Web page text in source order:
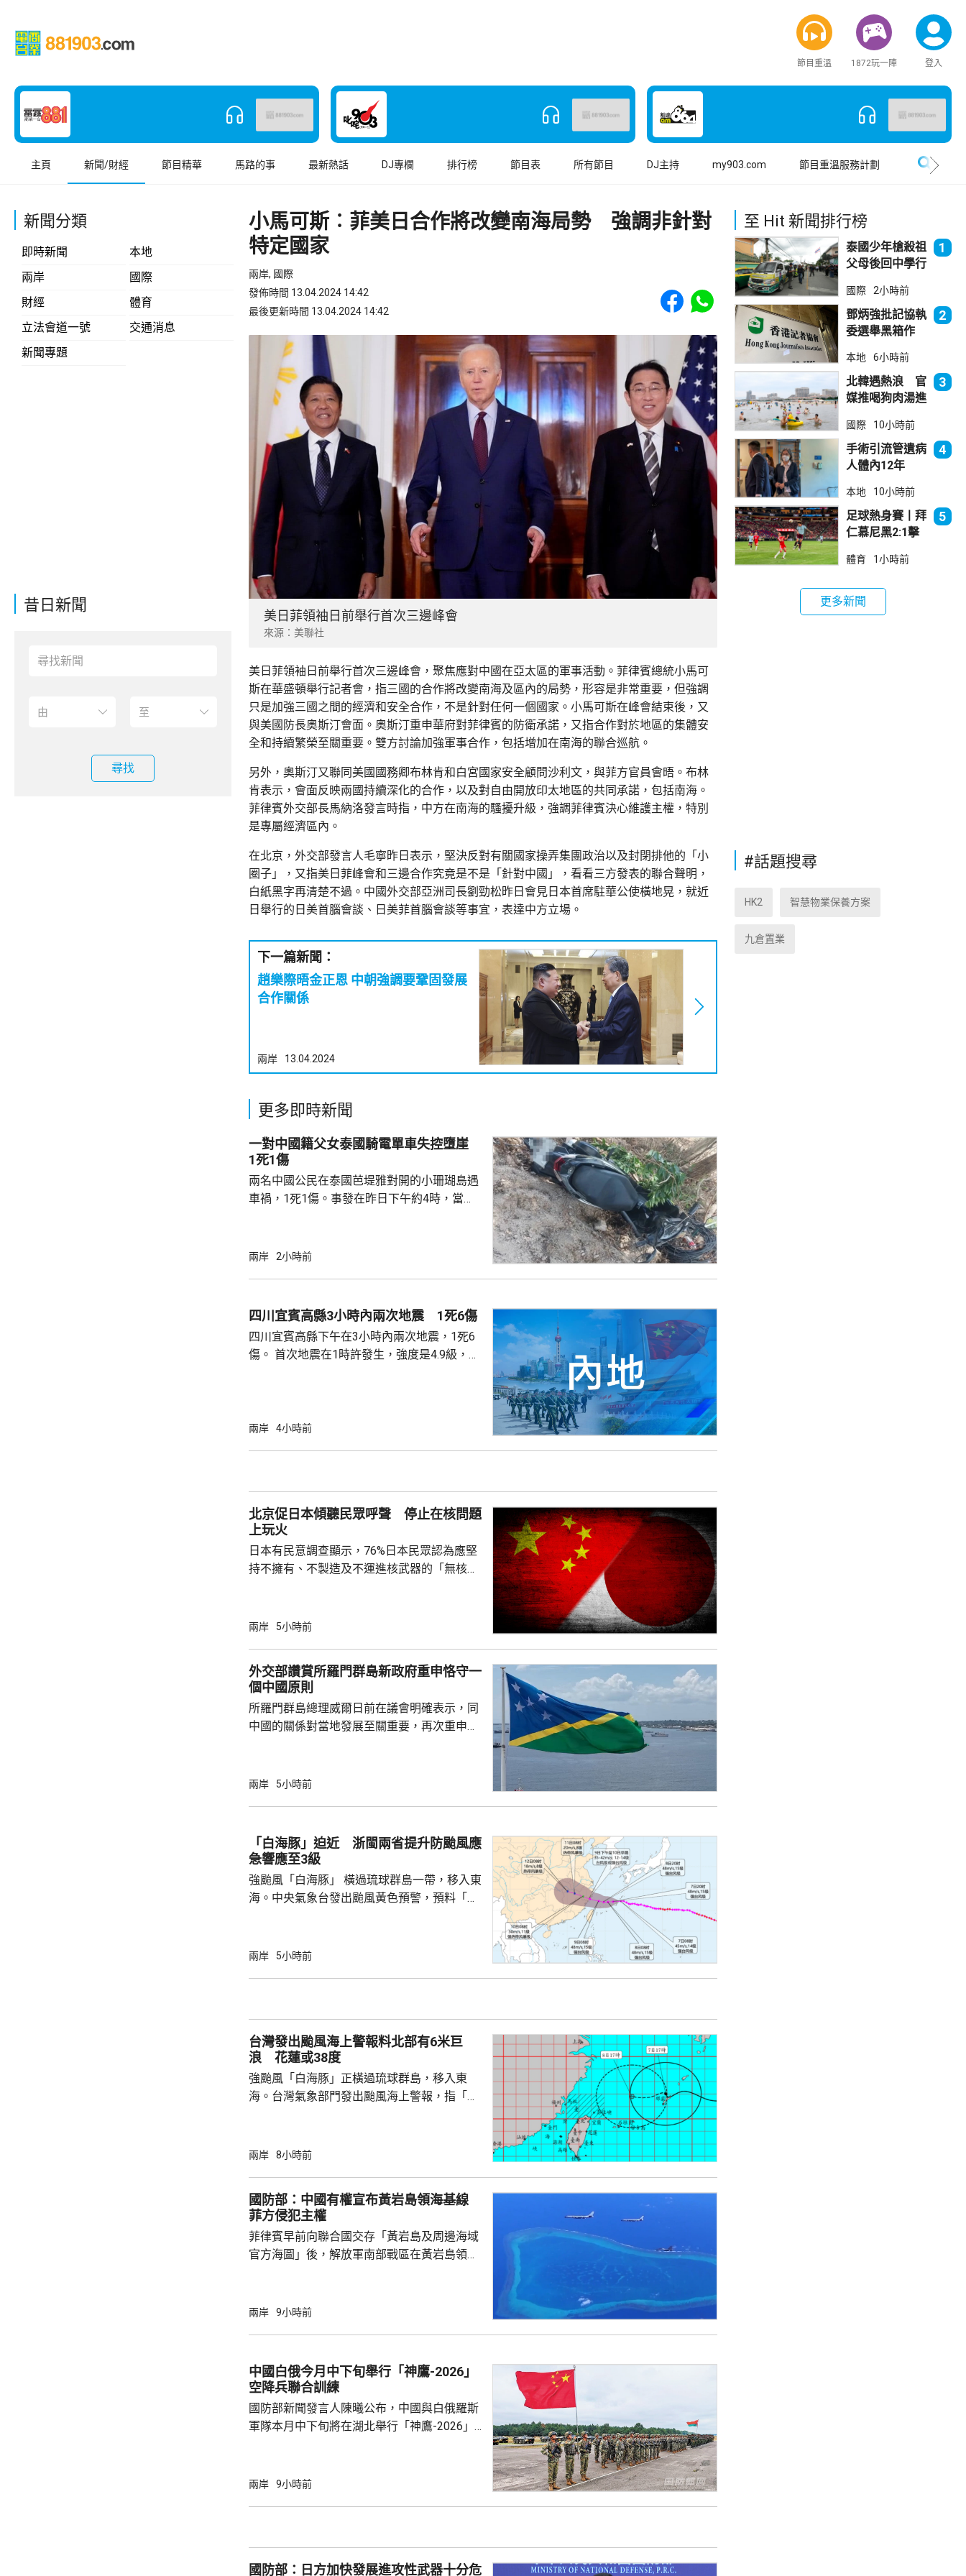
節目重溫 1872玩一陣 登入
主頁 新聞/財經 節目精華 馬路的事 最新熱話 DJ專欄 排行榜 節目表 所有節目 DJ主持 my903.com 節目重溫服務計劃
新聞分類
即時新聞
本地
兩岸
國際
財經
體育
立法會道一號
交通消息
新聞專題
昔日新聞
尋找
小馬可斯︰菲美日合作將改變南海局勢 強調非針對
特定國家
兩岸, 國際
發佈時間 13.04.2024 14:42
最後更新時間 13.04.2024 14:42
Share to Facebook
Share to WhatsApp
美日菲領袖日前舉行首次三邊峰會
來源：美聯社
美日菲領袖日前舉行首次三邊峰會，聚焦應對中國在亞太區的軍事活動。菲律賓總統小馬可
斯在華盛頓舉行記者會，指三國的合作將改變南海及區內的局勢，形容是非常重要，但強調
只是加強三國之間的經濟和安全合作，不是針對任何一個國家。小馬可斯在峰會結束後，又
與美國防長奧斯汀會面。奧斯汀重申華府對菲律賓的防衛承諾，又指合作對於地區的集體安
全和持續繁榮至關重要。雙方討論加強軍事合作，包括增加在南海的聯合巡航。
另外，奧斯汀又聯同美國國務卿布林肯和白宮國家安全顧問沙利文，與菲方官員會晤。布林
肯表示，會面反映兩國持續深化的合作，以及對自由開放印太地區的共同承諾，包括南海。
菲律賓外交部長馬納洛發言時指，中方在南海的騷擾升級，強調菲律賓決心維護主權，特別
是專屬經濟區內。
在北京，外交部發言人毛寧昨日表示，堅決反對有關國家操弄集團政治以及封閉排他的「小
圈子」，又指美日菲峰會和三邊合作究竟是不是「針對中國」，看看三方發表的聯合聲明，
白紙黑字再清楚不過。中國外交部亞洲司長劉勁松昨日會見日本首席駐華公使橫地晃，就近
日舉行的日美首腦會談、日美菲首腦會談等事宜，表達中方立場。
下一篇新聞：
趙樂際晤金正恩 中朝強調要鞏固發展
合作關係
兩岸 13.04.2024
更多即時新聞
一對中國籍父女泰國騎電單車失控墮崖
1死1傷
兩名中國公民在泰國芭堤雅對開的小珊瑚島遇
車禍，1死1傷。事發在昨日下午約4時，當地
歲父親當場死亡，年約30歲的女兒受傷送院救
後，已聯繫辦案警局及醫院，要求積極救治傷
者，妥善保存死者遺體。使館已聯繫死者在國
內的親屬，將為家屬在泰國善後提...
兩岸 2小時前
四川宜賓高縣3小時內兩次地震 1死6傷
四川宜賓高縣下午在3小時內兩次地震，1死6
傷。 首次地震在1時許發生，強度是4.9級，4
部緊急調集17支救援力量合共180多人救災。
兩岸 4小時前
北京促日本傾聽民眾呼聲 停止在核問題
上玩火
日本有民意調查顯示，76%日本民眾認為應堅
持不擁有、不製造及不運進核武器的「無核三
言人林劍回應指，民調結果充分反映日本主流
圖突破「無核三原則」，暴露出日本右翼勢力
日益膨脹的政治、軍事野心，是拿一億多日本
人民的未來豪賭。 林劍指出，民心不...
兩岸 5小時前
外交部讚賞所羅門群島新政府重申恪守一
個中國原則
所羅門群島總理威爾日前在議會明確表示，同
中國的關係對當地發展至關重要，再次重申所
個中國，台灣是中國領土不可分割的一部分，
為深化彼此合作提供了必要條件。 林劍表示，
中方願同所羅門群島持續深化新時代相互尊
國...
兩岸 5小時前
「白海豚」迫近 浙閩兩省提升防颱風應
急響應至3級
強颱風「白海豚」 橫過琉球群島一帶，移入東
海。中央氣象台發出颱風黃色預警，預料「白
午及下午4時，提升防颱風應急響應至三級。
域避風，泉州以北19條客渡運航線已停航。
浙江省氣象台預料「白海豚」有較...
兩岸 5小時前
台灣發出颱風海上警報料北部有6米巨
浪 花蓮或38度
強颱風「白海豚」正橫過琉球群島，移入東
海。台灣氣象部門發出颱風海上警報，指「白
岸、蘭嶼、綠島、恆春半島及馬祖易有湧浪，
門又指，受颱風外圍環流沉降影響，台灣多地
天氣高溫炎熱，宜蘭縣及花蓮縣可能出現焚風
現象，花蓮縣可能出現攝氏38度高溫，台北
市...
兩岸 8小時前
國防部：中國有權宣布黃岩島領海基線
菲方侵犯主權
菲律賓早前向聯合國交存「黃岩島及周邊海域
官方海圖」後，解放軍南部戰區在黃岩島領
被菲方批評是非法行為。 國防部新聞發言人陳
據國際法宣布黃岩島領海基線的國家，譴責菲
方行徑嚴重侵犯中國領土主權，違反國際法與
國際關係基本準則，非法無效，而中方組織...
兩岸 9小時前
中國白俄今月中下旬舉行「神鷹-2026」
空降兵聯合訓練
國防部新聞發言人陳曦公布，中國與白俄羅斯
軍隊本月中下旬將在湖北舉行「神鷹-2026」
剿與固守等演練，是雙方第4次舉行有關系列
恐行動為背景的「雄鷹突擊-2024」陸軍聯合
訓練。至於「神鷹」系列對上一次...
兩岸 9小時前
國防部：日方加快發展進攻性武器十分危
至 Hit 新聞排行榜
泰國少年槍殺祖
父母後回中學行
死23傷
1
國際 2小時前
鄧炳強批記協執
委選舉黑箱作
國安一定「釘死
你」
2
本地 6小時前
北韓遇熱浪 官
媒推喝狗肉湯進
3
國際 10小時前
手術引流管遺病
人體內12年
業失當除牌1個
月
4
本地 10小時前
足球熱身賽丨拜
仁慕尼黑2:1擊
5
體育 1小時前
更多新聞
#話題搜尋
HK2 智慧物業保養方案
九倉置業